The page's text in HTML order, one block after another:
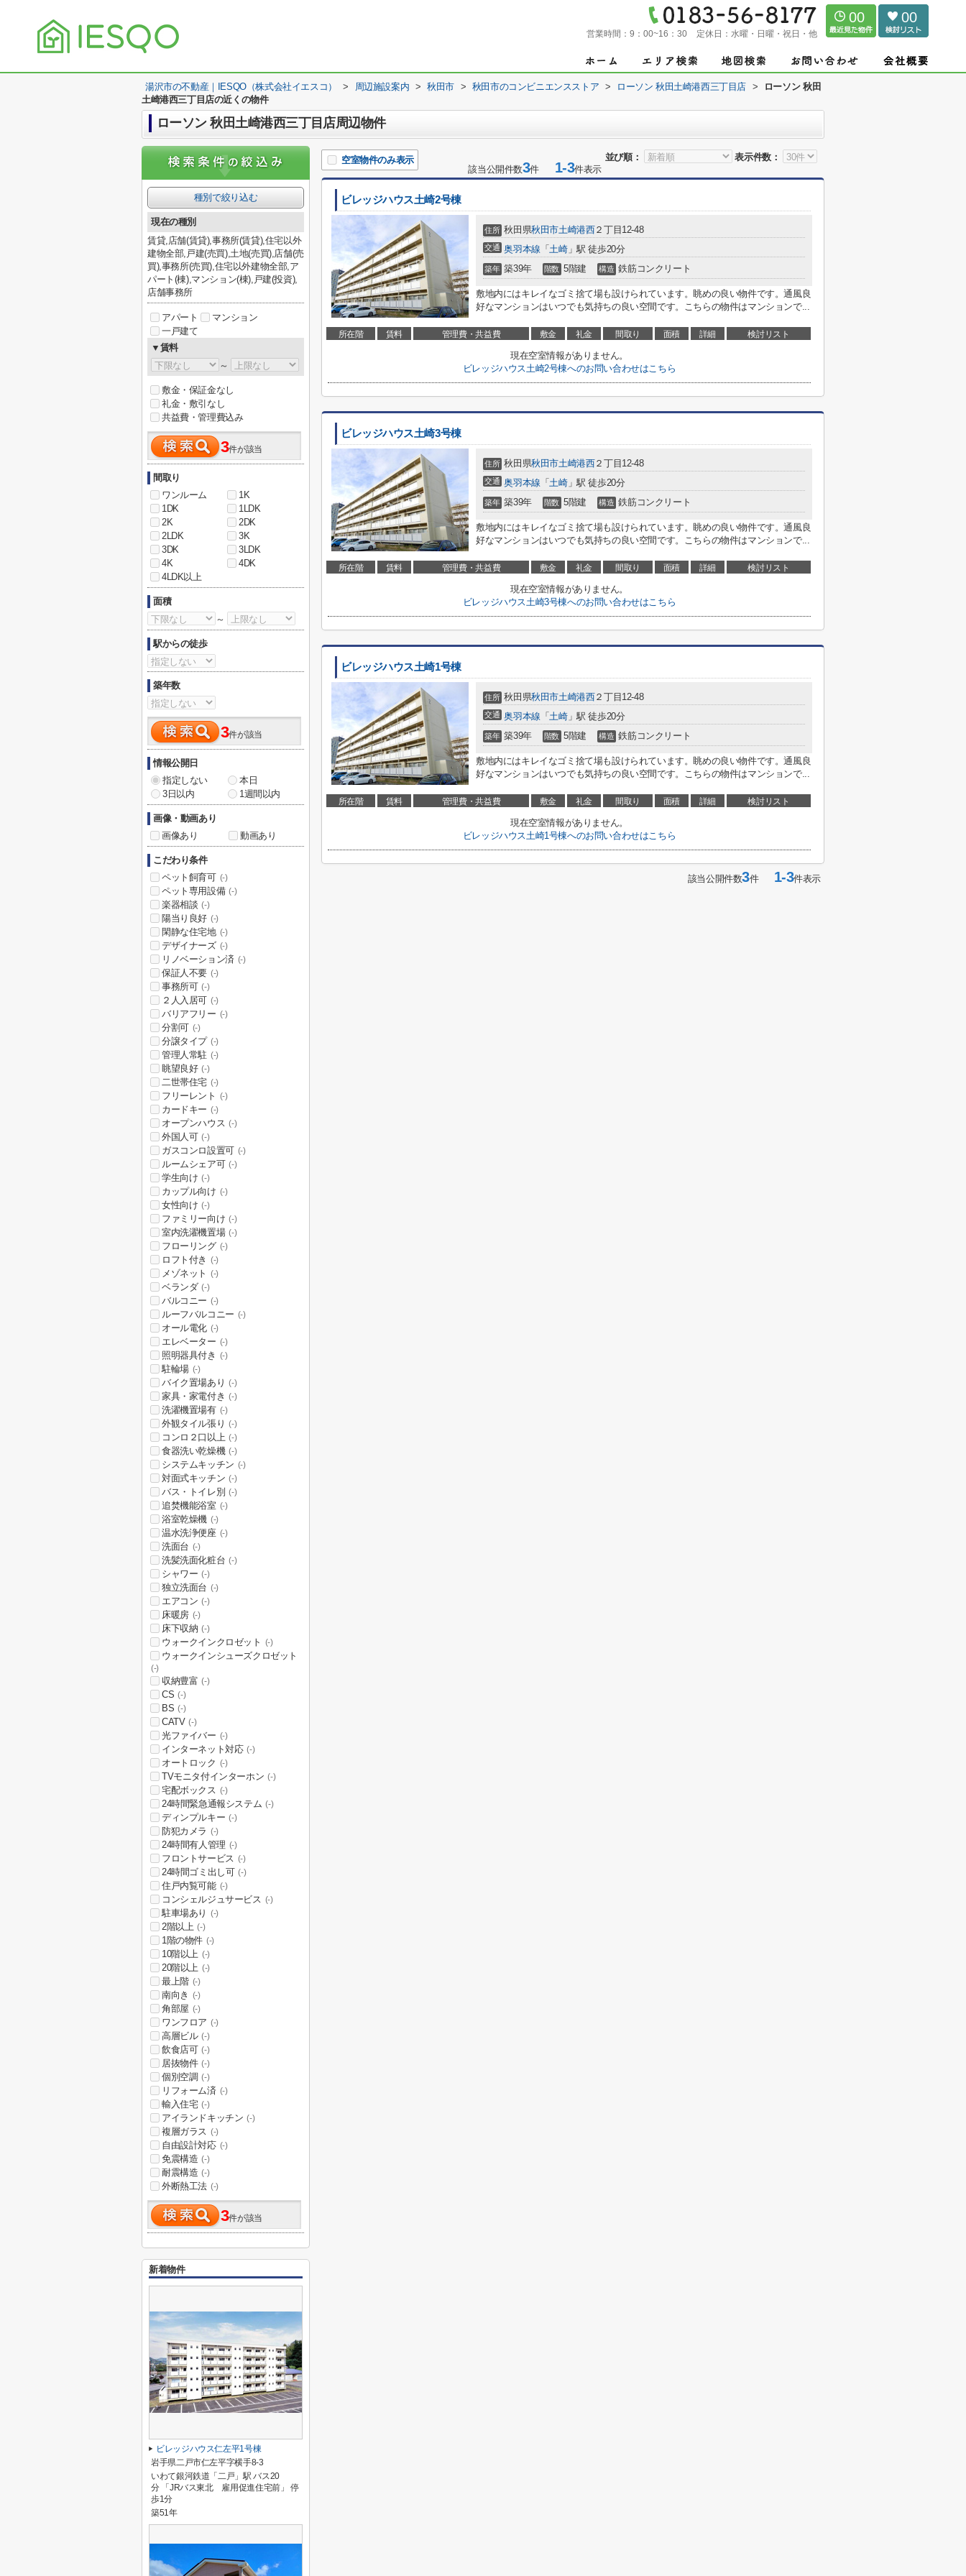
営業時間： 9：00~16：30 定休日： 水曜・日曜・祝日・他
00 00
湯沢市の不動産｜IESQO（株式会社イエスコ） > 周辺施設案内 > 秋田市 > 秋田市のコンビニエンスストア > ローソン 秋田土崎港西三丁目店 >
ローソン 秋田
土崎港西三丁目店の近くの物件
ローソン 秋田土崎港西三丁目店周辺物件
並び順： 表示件数：
空室物件のみ表示
該当公開件数3件 1-3件表示
ビレッジハウス土崎2号棟
住所 秋田県秋田市土崎港西２丁目12-48
交通 奥羽本線 「土崎」駅 徒歩20分
築年 築39年 階数 5階建 構造 鉄筋コンクリート
敷地内にはキレイなゴミ捨て場も設けられています。眺めの良い物件です。通風良
好なマンションはいつでも気持ちの良い空間です。こちらの物件はマンションで...
所在階 賃料 管理費・共益費 敷金 礼金 間取り 面積 詳細 検討リスト
現在空室情報がありません。
ビレッジハウス土崎2号棟へのお問い合わせはこちら
ビレッジハウス土崎3号棟
住所 秋田県秋田市土崎港西２丁目12-48
交通 奥羽本線 「土崎」駅 徒歩20分
築年 築39年 階数 5階建 構造 鉄筋コンクリート
敷地内にはキレイなゴミ捨て場も設けられています。眺めの良い物件です。通風良
好なマンションはいつでも気持ちの良い空間です。こちらの物件はマンションで...
所在階 賃料 管理費・共益費 敷金 礼金 間取り 面積 詳細 検討リスト
現在空室情報がありません。
ビレッジハウス土崎3号棟へのお問い合わせはこちら
ビレッジハウス土崎1号棟
住所 秋田県秋田市土崎港西２丁目12-48
交通 奥羽本線 「土崎」駅 徒歩20分
築年 築39年 階数 5階建 構造 鉄筋コンクリート
敷地内にはキレイなゴミ捨て場も設けられています。眺めの良い物件です。通風良
好なマンションはいつでも気持ちの良い空間です。こちらの物件はマンションで...
所在階 賃料 管理費・共益費 敷金 礼金 間取り 面積 詳細 検討リスト
現在空室情報がありません。
ビレッジハウス土崎1号棟へのお問い合わせはこちら
該当公開件数3件1-3件表示
種別で絞り込む
現在の種別
賃貸,店舗(賃貸),事務所(賃貸),住宅以外
建物全部,戸建(売買),土地(売買),店舗(売
買),事務所(売買),住宅以外建物全部,ア
パート(棟),マンション(棟),戸建(投資),
店舗事務所
アパート
マンション
一戸建て
▼賃料
～
敷金・保証金なし
礼金・敷引なし
共益費・管理費込み
3件が該当
間取り
ワンルーム
1K
1DK
1LDK
2K
2DK
2LDK
3K
3DK
3LDK
4K
4DK
4LDK以上
面積
～
駅からの徒歩
築年数
3件が該当
情報公開日
指定しない
本日
3日以内
1週間以内
画像・動画あり
画像あり
動画あり
こだわり条件
ペット飼育可 (-)
ペット専用設備 (-)
楽器相談 (-)
陽当り良好 (-)
閑静な住宅地 (-)
デザイナーズ (-)
リノベーション済 (-)
保証人不要 (-)
事務所可 (-)
２人入居可 (-)
バリアフリー (-)
分割可 (-)
分譲タイプ (-)
管理人常駐 (-)
眺望良好 (-)
二世帯住宅 (-)
フリーレント (-)
カードキー (-)
オープンハウス (-)
外国人可 (-)
ガスコンロ設置可 (-)
ルームシェア可 (-)
学生向け (-)
カップル向け (-)
女性向け (-)
ファミリー向け (-)
室内洗濯機置場 (-)
フローリング (-)
ロフト付き (-)
メゾネット (-)
ベランダ (-)
バルコニー (-)
ルーフバルコニー (-)
オール電化 (-)
エレベーター (-)
照明器具付き (-)
駐輪場 (-)
バイク置場あり (-)
家具・家電付き (-)
洗濯機置場有 (-)
外観タイル張り (-)
コンロ２口以上 (-)
食器洗い乾燥機 (-)
システムキッチン (-)
対面式キッチン (-)
バス・トイレ別 (-)
追焚機能浴室 (-)
浴室乾燥機 (-)
温水洗浄便座 (-)
洗面台 (-)
洗髪洗面化粧台 (-)
シャワー (-)
独立洗面台 (-)
エアコン (-)
床暖房 (-)
床下収納 (-)
ウォークインクロゼット (-)
ウォークインシューズクロゼット
(-)
収納豊富 (-)
CS (-)
BS (-)
CATV (-)
光ファイバー (-)
インターネット対応 (-)
オートロック (-)
TVモニタ付インターホン (-)
宅配ボックス (-)
24時間緊急通報システム (-)
ディンプルキー (-)
防犯カメラ (-)
24時間有人管理 (-)
フロントサービス (-)
24時間ゴミ出し可 (-)
住戸内覧可能 (-)
コンシェルジュサービス (-)
駐車場あり (-)
2階以上 (-)
1階の物件 (-)
10階以上 (-)
20階以上 (-)
最上階 (-)
南向き (-)
角部屋 (-)
ワンフロア (-)
高層ビル (-)
飲食店可 (-)
居抜物件 (-)
個別空調 (-)
リフォーム済 (-)
輸入住宅 (-)
アイランドキッチン (-)
複層ガラス (-)
自由設計対応 (-)
免震構造 (-)
耐震構造 (-)
外断熱工法 (-)
3件が該当
新着物件
ビレッジハウス仁左平1号棟
岩手県二戸市仁左平字横手8-3
いわて銀河鉄道「二戸」駅 バス20
分 「JRバス東北 雇用促進住宅前」 停
歩1分
築51年